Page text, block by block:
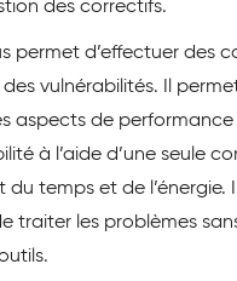
des correctifs.
permet d’effectuer des
vulnérabilités. Il
aspects de
à l’aide d’une seule
du temps et de l’énergie.
traiter les problèmes